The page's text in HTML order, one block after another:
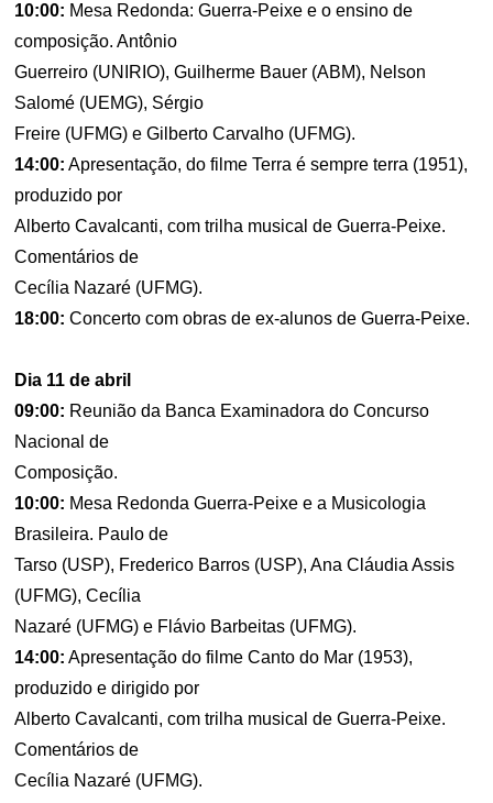
10:00: Mesa Redonda: Guerra-Peixe e o ensino de
composição. Antônio
Guerreiro (UNIRIO), Guilherme Bauer (ABM), Nelson
Salomé (UEMG), Sérgio
Freire (UFMG) e Gilberto Carvalho (UFMG).
14:00: Apresentação, do filme Terra é sempre terra (1951),
produzido por
Alberto Cavalcanti, com trilha musical de Guerra-Peixe.
Comentários de
Cecília Nazaré (UFMG).
18:00: Concerto com obras de ex-alunos de Guerra-Peixe.
Dia 11 de abril
09:00: Reunião da Banca Examinadora do Concurso
Nacional de
Composição.
10:00: Mesa Redonda Guerra-Peixe e a Musicologia
Brasileira. Paulo de
Tarso (USP), Frederico Barros (USP), Ana Cláudia Assis
(UFMG), Cecília
Nazaré (UFMG) e Flávio Barbeitas (UFMG).
14:00: Apresentação do filme Canto do Mar (1953),
produzido e dirigido por
Alberto Cavalcanti, com trilha musical de Guerra-Peixe.
Comentários de
Cecília Nazaré (UFMG).